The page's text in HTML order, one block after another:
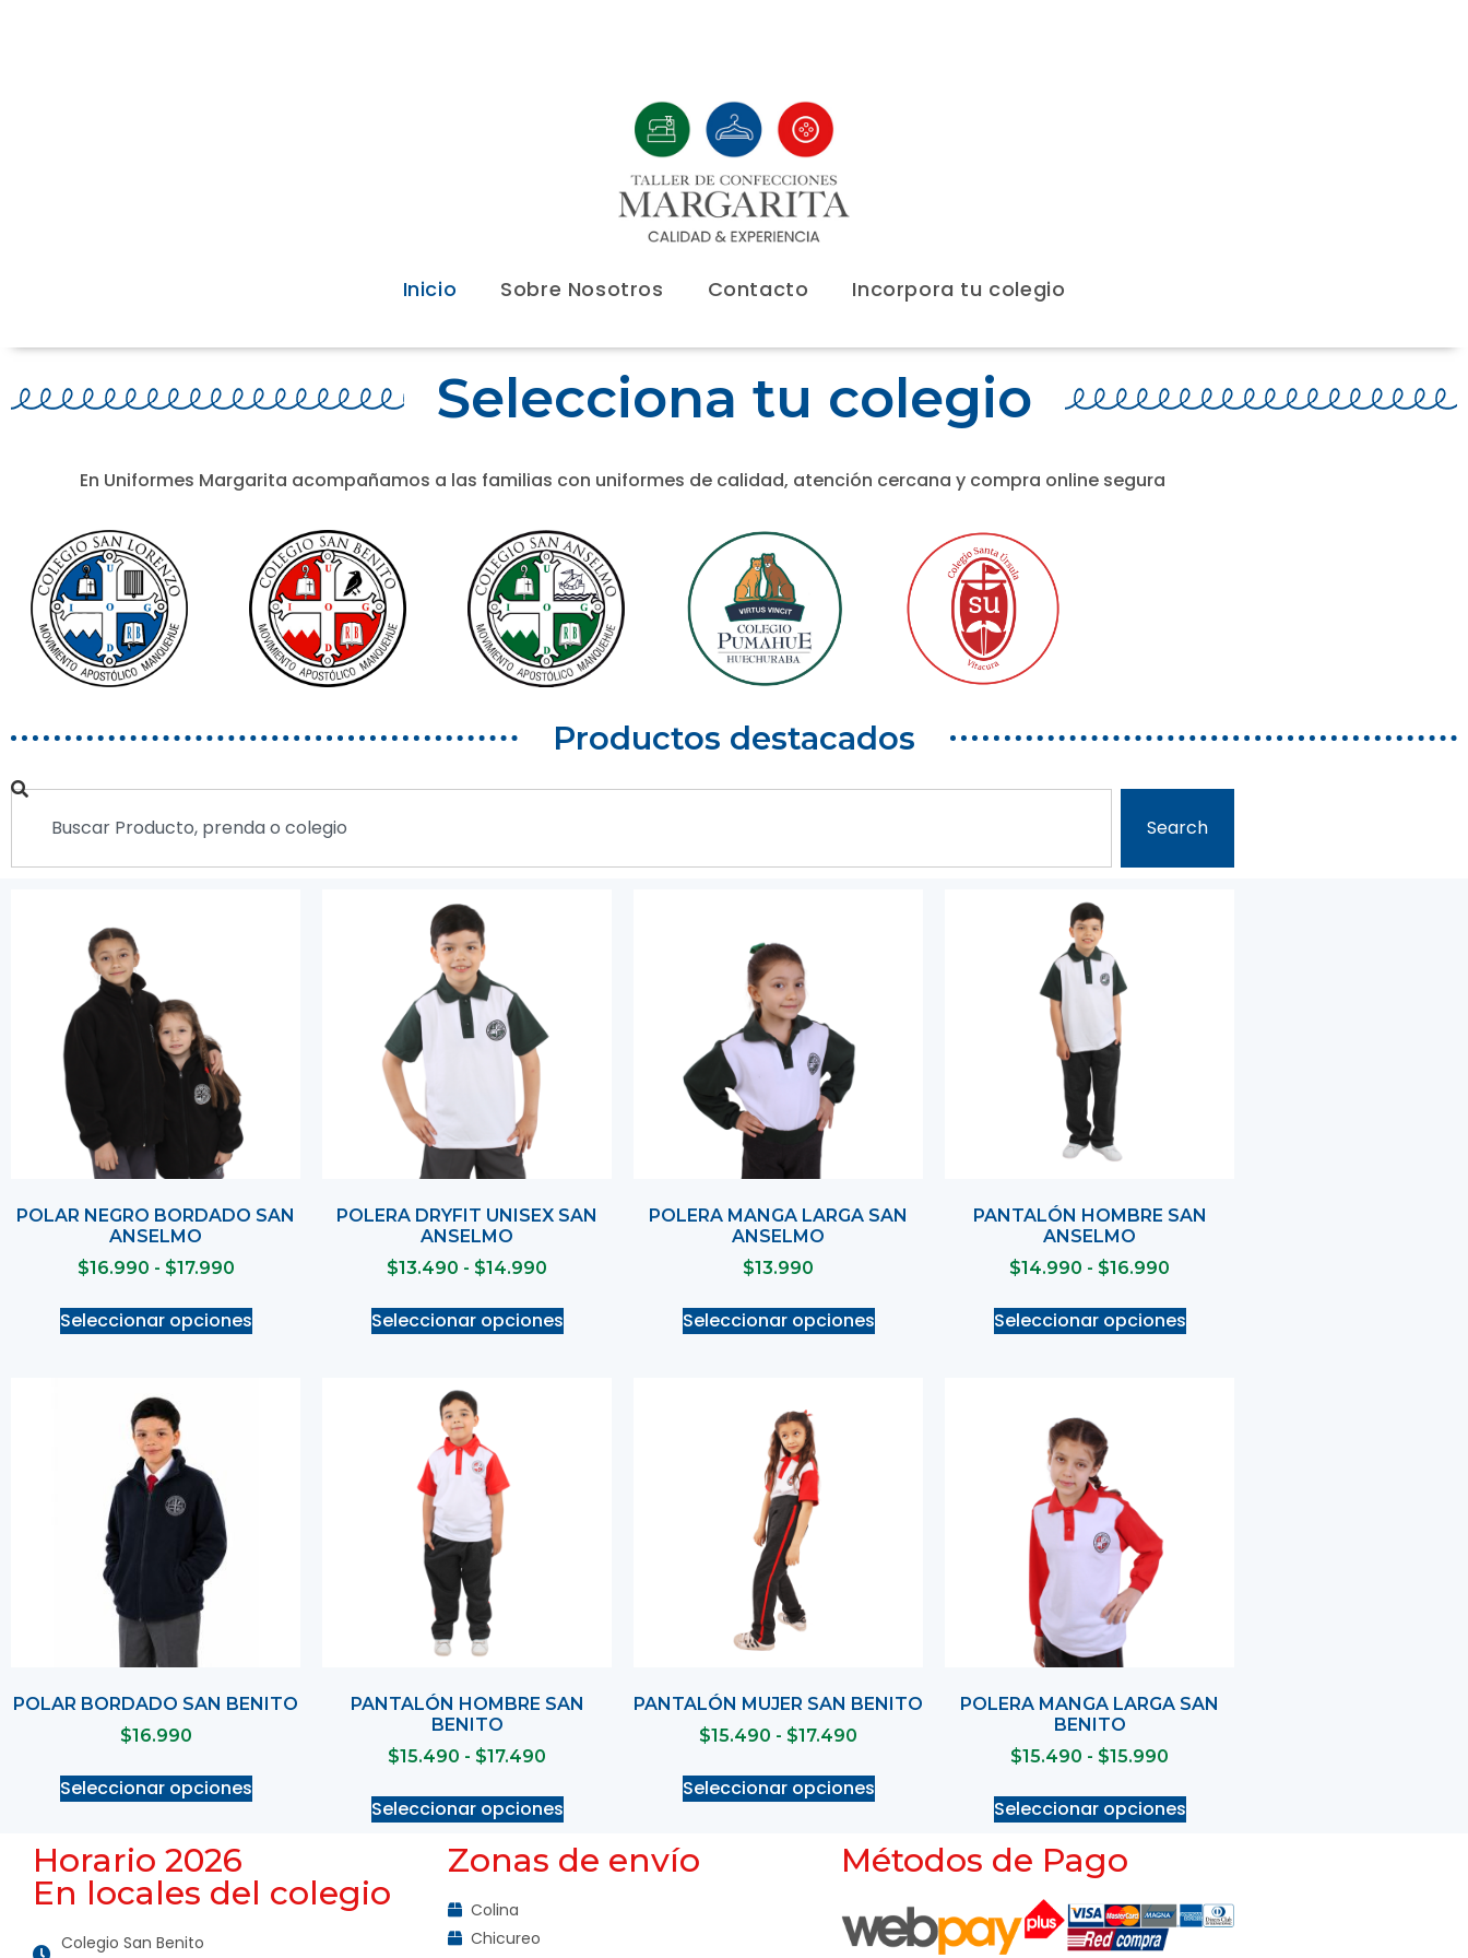
Inicio Sobre Nosotros Contacto Incorpora tu colegio
Selecciona tu colegio
En Uniformes Margarita acompañamos a las familias con uniformes de calidad, atención cercana y compra online segura
Productos destacados
Search
POLAR NEGRO BORDADO SAN
ANSELMO
$16.990 - $17.990
Seleccionar opciones
POLERA DRYFIT UNISEX SAN
ANSELMO
$13.490 - $14.990
Seleccionar opciones
POLERA MANGA LARGA SAN
ANSELMO
$13.990
Seleccionar opciones
PANTALÓN HOMBRE SAN
ANSELMO
$14.990 - $16.990
Seleccionar opciones
POLAR BORDADO SAN BENITO
$16.990
Seleccionar opciones
PANTALÓN HOMBRE SAN
BENITO
$15.490 - $17.490
Seleccionar opciones
PANTALÓN MUJER SAN BENITO
$15.490 - $17.490
Seleccionar opciones
POLERA MANGA LARGA SAN
BENITO
$15.490 - $15.990
Seleccionar opciones
Horario 2026
En locales del colegio
Colegio San Benito
Zonas de envío
Colina
Chicureo
Métodos de Pago